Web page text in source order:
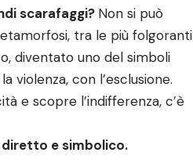
scarafaggi? Non si può
tra le più folgoranti
diventato uno del simboli
con l’esclusione.
e scopre l’indifferenza, c’è
e simbolico.